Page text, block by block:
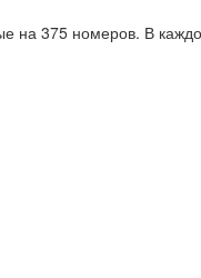
на 375 номеров. В